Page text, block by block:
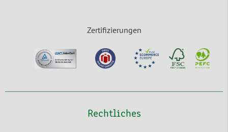
Zertifizierungen
Rechtliches